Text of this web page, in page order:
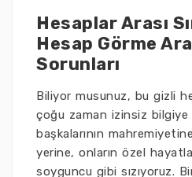
Hesaplar Arası
Hesap Görme
Sorunları
Biliyor musunuz, bu gizli
çoğu zaman izinsiz bilgiye
başkalarının
yerine, onların özel
soyguncu gibi sızıyoruz.